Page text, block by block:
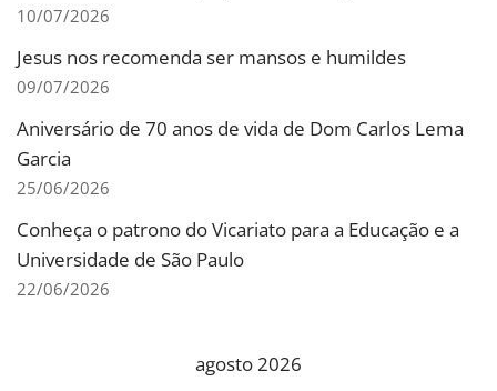
10/07/2026
Jesus nos recomenda ser mansos e humildes
09/07/2026
Aniversário de 70 anos de vida de Dom Carlos Lema
Garcia
25/06/2026
Conheça o patrono do Vicariato para a Educação e a
Universidade de São Paulo
22/06/2026
agosto 2026